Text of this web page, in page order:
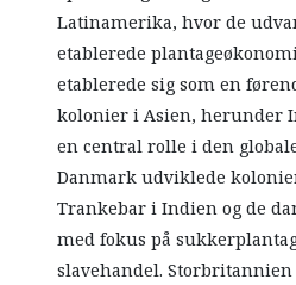
Latinamerika, hvor de
etablerede
etablerede sig som en
kolonier i Asien, herunder
en central rolle i den
Danmark udviklede
Trankebar i Indien og de
med fokus på
slavehandel.